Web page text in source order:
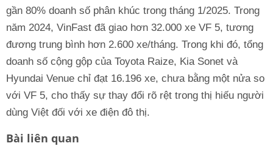
gần 80% doanh số phân khúc trong tháng 1/2025. Trong
năm 2024, VinFast đã giao hơn 32.000 xe VF 5, tương
đương trung bình hơn 2.600 xe/tháng. Trong khi đó, tổng
doanh số cộng gộp của Toyota Raize, Kia Sonet và
Hyundai Venue chỉ đạt 16.196 xe, chưa bằng một nửa so
với VF 5, cho thấy sự thay đổi rõ rệt trong thị hiếu người
dùng Việt đối với xe điện đô thị.
Bài liên quan